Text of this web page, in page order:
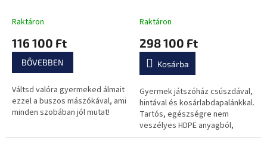
Raktáron
116 100 Ft
BŐVEBBEN
Váltsd valóra gyermeked álmait
ezzel a buszos mászókával, ami
minden szobában jól mutat!
Raktáron
298 100 Ft
Kosárba
Gyermek játszóház csúszdával,
hintával és kosárlabdapalánkkal.
Tartós, egészségre nem
veszélyes HDPE anyagból,
játékos és biztonságos